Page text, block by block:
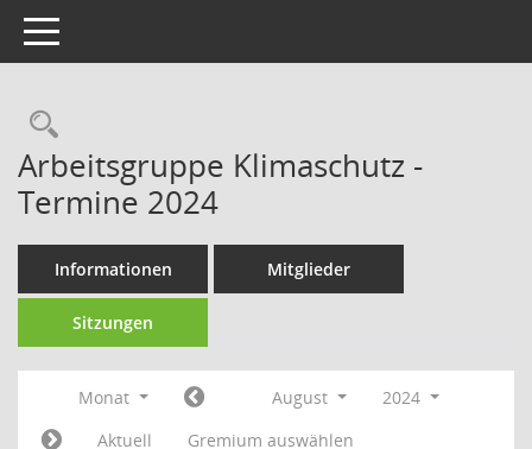
Toggle navigation
Rechercheauswahl
Arbeitsgruppe Klimaschutz -
Termine 2024
Informationen Mitglieder
Sitzungen
Monat August
2024
Aktuell
Gremium auswählen